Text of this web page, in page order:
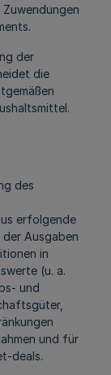
der
die
des
erfolgende
der Ausgaben
in
(u. a.
und
und für
deals.